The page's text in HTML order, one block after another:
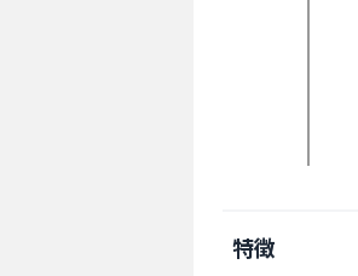
特徴